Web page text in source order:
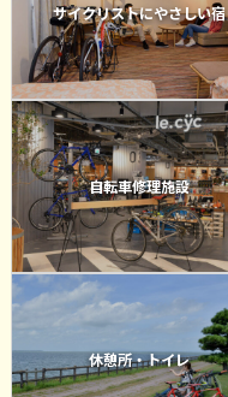
サイクリストにやさしい宿
自転車修理施設
休憩所・トイレ